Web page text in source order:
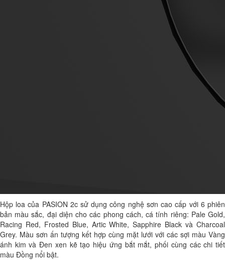
Hộp loa của PASION 2c sử dụng công nghệ sơn cao cấp với 6 phiên
bản màu sắc, đại diện cho các phong cách, cá tính riêng: Pale Gold,
Racing Red, Frosted Blue, Artic White, Sapphire Black và Charcoal
Grey. Màu sơn ấn tượng kết hợp cùng mặt lưới với các sợi màu Vàng
ánh kim và Đen xen kẽ tạo hiệu ứng bắt mắt, phối cùng các chi tiết
màu Đồng nổi bật.